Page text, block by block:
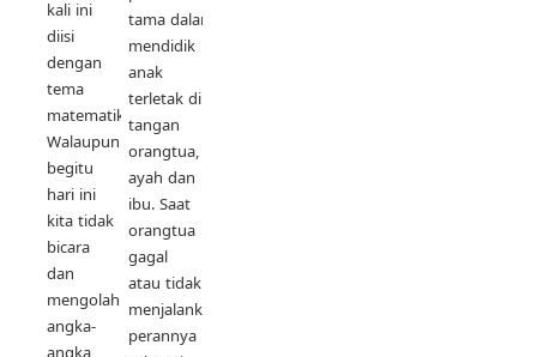
kali ini
diisi
dengan
tema
matematika.
Walaupun
begitu
hari ini
kita tidak
bicara
dan
mengolah
angka-
angka,
tama dalam
mendidik
anak
terletak di
tangan
orangtua,
ayah dan
ibu. Saat
orangtua
gagal
atau tidak
menjalankan
perannya